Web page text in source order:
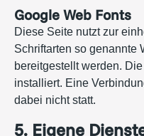
Google Web Fonts
Diese Seite nutzt zur
Schriftarten so genannte
bereitgestellt werden.
installiert. Eine
dabei nicht statt.
5. Eigene